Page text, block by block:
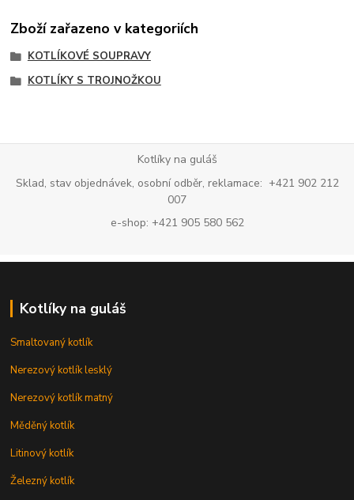
Zboží zařazeno v kategoriích
KOTLÍKOVÉ SOUPRAVY
KOTLÍKY S TROJNOŽKOU
Kotlíky na guláš
Sklad, stav objednávek, osobní odběr, reklamace: +421 902 212
007
e-shop: +421 905 580 562
Kotlíky na guláš
Smaltovaný kotlík
Nerezový kotlík lesklý
Nerezový kotlík matný
Měděný kotlík
Litinový kotlík
Železný kotlík